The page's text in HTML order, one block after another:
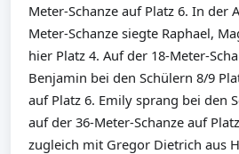
Meter-Schanze auf Platz 6. In der
Meter-Schanze siegte Raphael,
hier Platz 4. Auf der 18-Meter-
Benjamin bei den Schülern 8/9
auf Platz 6. Emily sprang bei den
auf der 36-Meter-Schanze auf
zugleich mit Gregor Dietrich aus